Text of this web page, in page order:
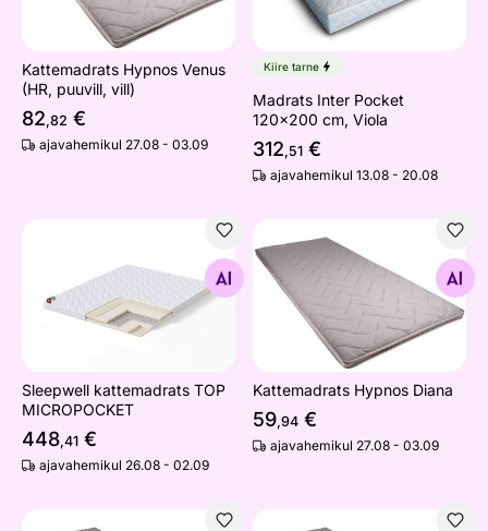
Kattemadrats Hypnos Venus
(HR, puuvill, vill)
82,82 €
ajavahemikul 27.08 - 03.09
Kiire tarne
Madrats Inter Pocket
120x200 cm, Viola
312,51 €
ajavahemikul 13.08 - 20.08
Sleepwell kattemadrats TOP MICROPOCKET
Otsi sarnaseid
Sleepwell kattemadrats TOP
MICROPOCKET
448,41 €
ajavahemikul 26.08 - 02.09
Kattemadrats Hypnos Diana
Otsi sarnaseid
Kattemadrats Hypnos Diana
59,94 €
ajavahemikul 27.08 - 03.09